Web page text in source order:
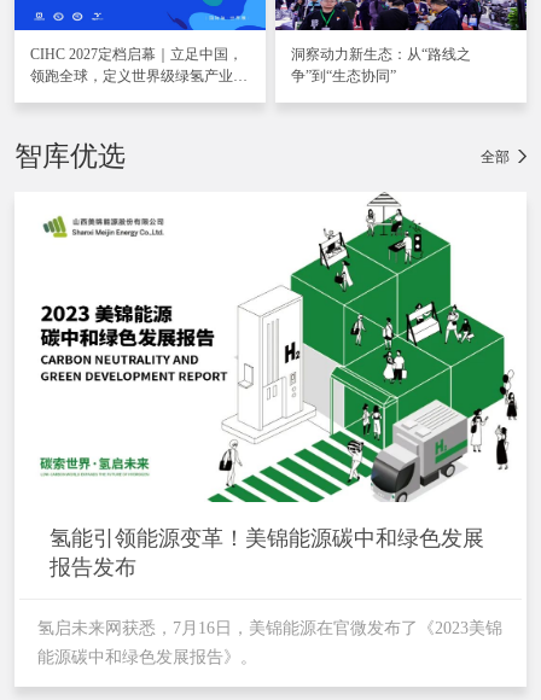
CIHC 2027定档启幕｜立足中国，
领跑全球，定义世界级绿氢产业盛
洞察动力新生态：从“路线之
争”到“生态协同”
智库优选 全部
氢能引领能源变革！美锦能源碳中和绿色发展
报告发布
氢启未来网获悉，7月16日，美锦能源在官微发布了《2023美锦
能源碳中和绿色发展报告》。